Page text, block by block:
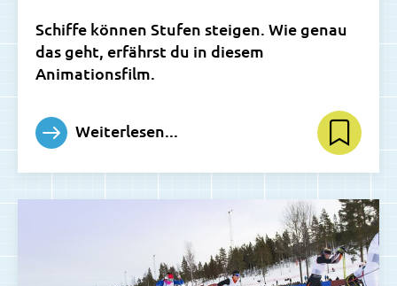
Schiffe können Stufen steigen. Wie genau
das geht, erfährst du in diesem
Animationsfilm.
Weiterlesen...